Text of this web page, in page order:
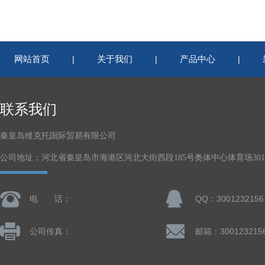
网站首页 | 关于我们 | 产品中心 |
联系我们
秦皇岛维克托国际贸易有限公司
公司地址：河北省秦皇岛市海港区河北大街西段185号奥体中心体育场
电 话： QQ：3001232156
公司传真： 邮箱：